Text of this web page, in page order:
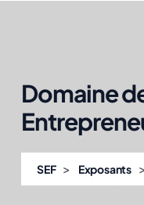
Domaine
SEF > Exposants